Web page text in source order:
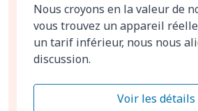
Nous croyons en la valeur de
vous trouvez un appareil
un tarif inférieur, nous nous
discussion.
Voir les détails